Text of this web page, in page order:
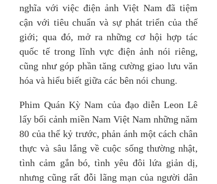
nghĩa với việc điện ảnh Việt Nam đã tiệm
cận với tiêu chuẩn và sự phát triển của thế
giới; qua đó, mở ra những cơ hội hợp tác
quốc tế trong lĩnh vực điện ảnh nói riêng,
cũng như góp phần tăng cường giao lưu văn
hóa và hiểu biết giữa các bên nói chung.
Phim Quán Kỳ Nam của đạo diễn Leon Lê
lấy bối cảnh miền Nam Việt Nam những năm
80 của thế kỷ trước, phản ánh một cách chân
thực và sâu lắng về cuộc sống thường nhật,
tình cảm gắn bó, tình yêu đôi lứa giản dị,
nhưng cũng rất đỗi lãng mạn của người dân